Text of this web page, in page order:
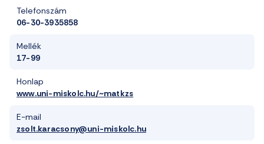
Telefonszám
06-30-3935858
Mellék
17-99
Honlap
www.uni-miskolc.hu/~matkzs
E-mail
zsolt.karacsony@uni-miskolc.hu